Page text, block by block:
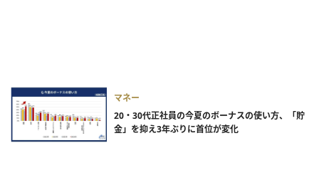
マネー
20・30代正社員の今夏のボーナスの使い方、「貯
金」を抑え3年ぶりに首位が変化